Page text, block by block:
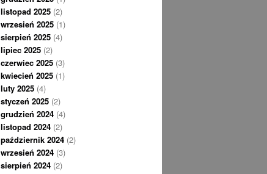
listopad 2025 (2)
wrzesień 2025 (1)
sierpień 2025 (4)
lipiec 2025 (2)
czerwiec 2025 (3)
kwiecień 2025 (1)
luty 2025 (4)
styczeń 2025 (2)
grudzień 2024 (4)
listopad 2024 (2)
październik 2024 (2)
wrzesień 2024 (3)
sierpień 2024 (2)